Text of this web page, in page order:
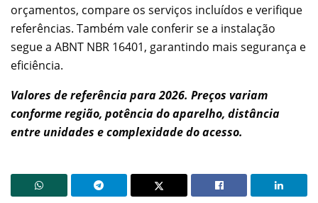
orçamentos, compare os serviços incluídos e verifique
referências. Também vale conferir se a instalação
segue a ABNT NBR 16401, garantindo mais segurança e
eficiência.
Valores de referência para 2026. Preços variam
conforme região, potência do aparelho, distância
entre unidades e complexidade do acesso.